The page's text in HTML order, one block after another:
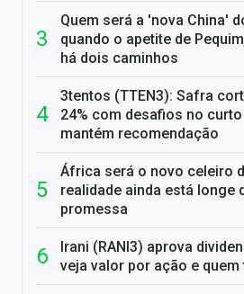
Quem será a 'nova China'
quando o apetite de
há dois caminhos
3tentos (TTEN3): Safra
24% com desafios no
mantém recomendação
África será o novo celeiro
realidade ainda está longe
promessa
Irani (RANI3) aprova
veja valor por ação e